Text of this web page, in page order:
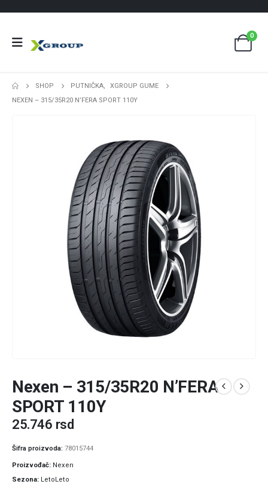
0
SHOP PUTNIČKA,
XGROUP GUME
NEXEN – 315/35R20 N’FERA SPORT 110Y
Nexen – 315/35R20 N’FERA
SPORT 110Y
25.746 rsd
Šifra proizvoda: 78015744
Proizvođač Nexen
Sezona LetoLeto